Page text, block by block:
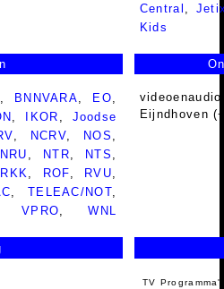
Central
Kids
, BNNVARA, EO,
, IKOR , Joodse
, NCRV, NOS ,
NRU , NTR, NTS ,
RKK, ROF, RVU,
, TELEAC/NOT,
VPRO,WNL
Eijndhoven
TV